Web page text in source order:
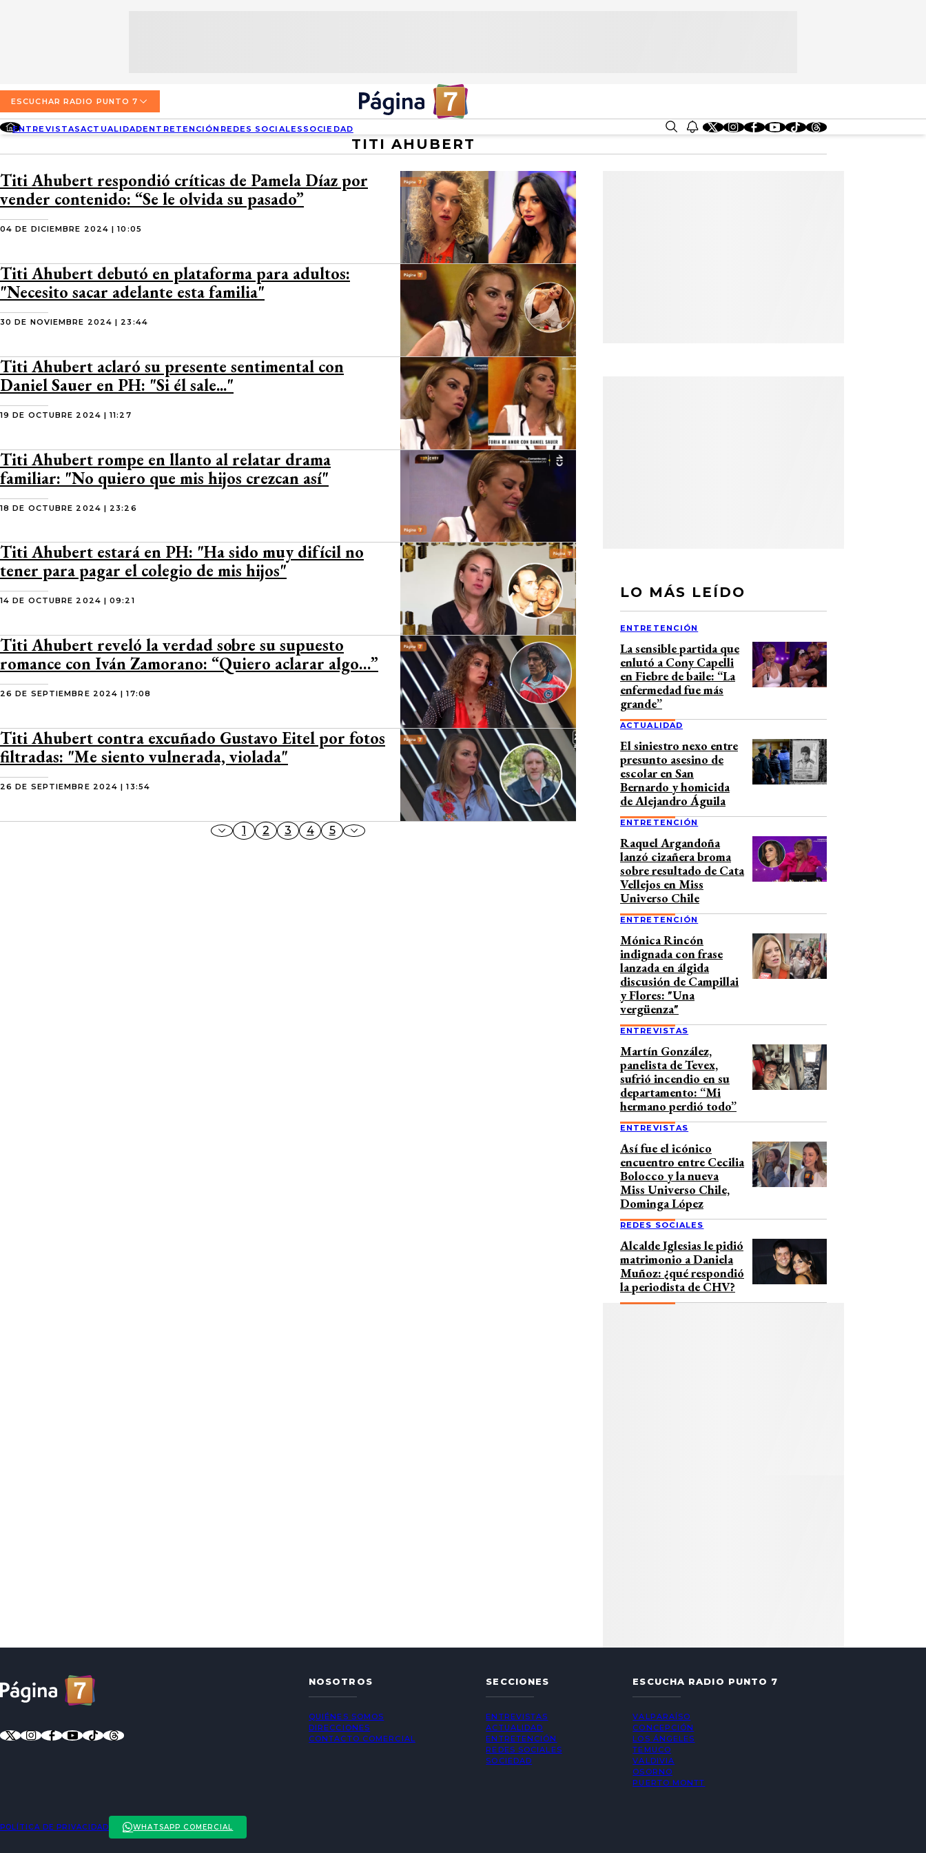
ACTUALIDAD
ENTRETENCIÓN
SOCIEDAD
CONCEPCIÓN
TEMUCO
VALDIVIA
PUERTO MONTT
QUIÉNES SOMOS
DIRECCIONES
CONTACTO COMERCIAL
TARIFAS POLÍTICAS PÁGINA 7
TARIFAS POLÍTICAS RADIO PUNTO 7
POLÍTICA DE PRIVACIDAD
ESCUCHAR RADIO PUNTO 7
ENTREVISTASACTUALIDADENTRETENCIÓN REDES SOCIALES SOCIEDAD
TITI AHUBERT
Titi Ahubert respondió críticas de Pamela Díaz por
vender contenido: “Se le olvida su pasado”
04 DE DICIEMBRE 2024 | 10:05
Titi Ahubert debutó en plataforma para adultos:
"Necesito sacar adelante esta familia"
30 DE NOVIEMBRE 2024 | 23:44
Titi Ahubert aclaró su presente sentimental con
Daniel Sauer en PH: "Si él sale..."
19 DE OCTUBRE 2024 | 11:27
Titi Ahubert rompe en llanto al relatar drama
familiar: "No quiero que mis hijos crezcan así"
18 DE OCTUBRE 2024 | 23:26
Titi Ahubert estará en PH: "Ha sido muy difícil no
tener para pagar el colegio de mis hijos"
14 DE OCTUBRE 2024 | 09:21
Titi Ahubert reveló la verdad sobre su supuesto
romance con Iván Zamorano: “Quiero aclarar algo…”
26 DE SEPTIEMBRE 2024 | 17:08
Titi Ahubert contra excuñado Gustavo Eitel por fotos
filtradas: "Me siento vulnerada, violada"
26 DE SEPTIEMBRE 2024 | 13:54
1 2 3 4 5
LO MÁS LEÍDO
ENTRETENCIÓN
La sensible partida que
enlutó a Cony Capelli
en Fiebre de baile: “La
enfermedad fue más
grande”
ACTUALIDAD
El siniestro nexo entre
presunto asesino de
escolar en San
Bernardo y homicida
de Alejandro Águila
ENTRETENCIÓN
Raquel Argandoña
lanzó cizañera broma
sobre resultado de Cata
Vellejos en Miss
Universo Chile
ENTRETENCIÓN
Mónica Rincón
indignada con frase
lanzada en álgida
discusión de Campillai
y Flores: "Una
vergüenza"
ENTREVISTAS
Martín González,
panelista de Tevex,
sufrió incendio en su
departamento: “Mi
hermano perdió todo”
ENTREVISTAS
Así fue el icónico
encuentro entre Cecilia
Bolocco y la nueva
Miss Universo Chile,
Dominga López
REDES SOCIALES
Alcalde Iglesias le pidió
matrimonio a Daniela
Muñoz: ¿qué respondió
la periodista de CHV?
NOSOTROS
QUIÉNES SOMOS
DIRECCIONES
CONTACTO COMERCIAL
SECCIONES
ENTREVISTAS
ACTUALIDAD
ENTRETENCIÓN
REDES SOCIALES
SOCIEDAD
ESCUCHA RADIO PUNTO 7
VALPARAÍSO
CONCEPCIÓN
LOS ÁNGELES
TEMUCO
VALDIVIA
OSORNO
PUERTO MONTT
POLÍTICA DE PRIVACIDAD WHATSAPP COMERCIAL